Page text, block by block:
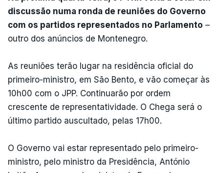
discussão numa ronda de reuniões do Governo
com os partidos representados no Parlamento –
outro dos anúncios de Montenegro.
As reuniões terão lugar na residência oficial do
primeiro-ministro, em São Bento, e vão começar às
10h00 com o JPP. Continuarão por ordem
crescente de representatividade. O Chega será o
último partido auscultado, pelas 17h00.
O Governo vai estar representado pelo primeiro-
ministro, pelo ministro da Presidência, António